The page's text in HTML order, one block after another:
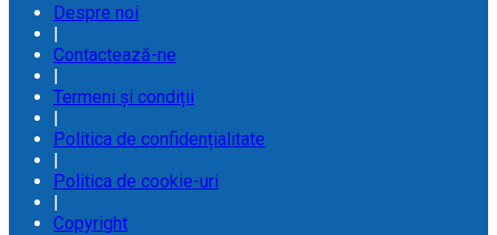
Despre noi
|
Contactează-ne
|
Termeni și condiții
|
Politica de confidențialitate
|
Politica de cookie-uri
|
Copyright